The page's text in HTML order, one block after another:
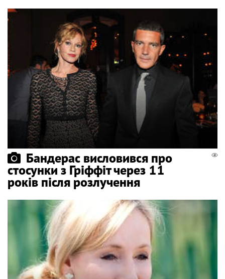
Бандерас висловився про
стосунки з Гріффіт через 11
років після розлучення